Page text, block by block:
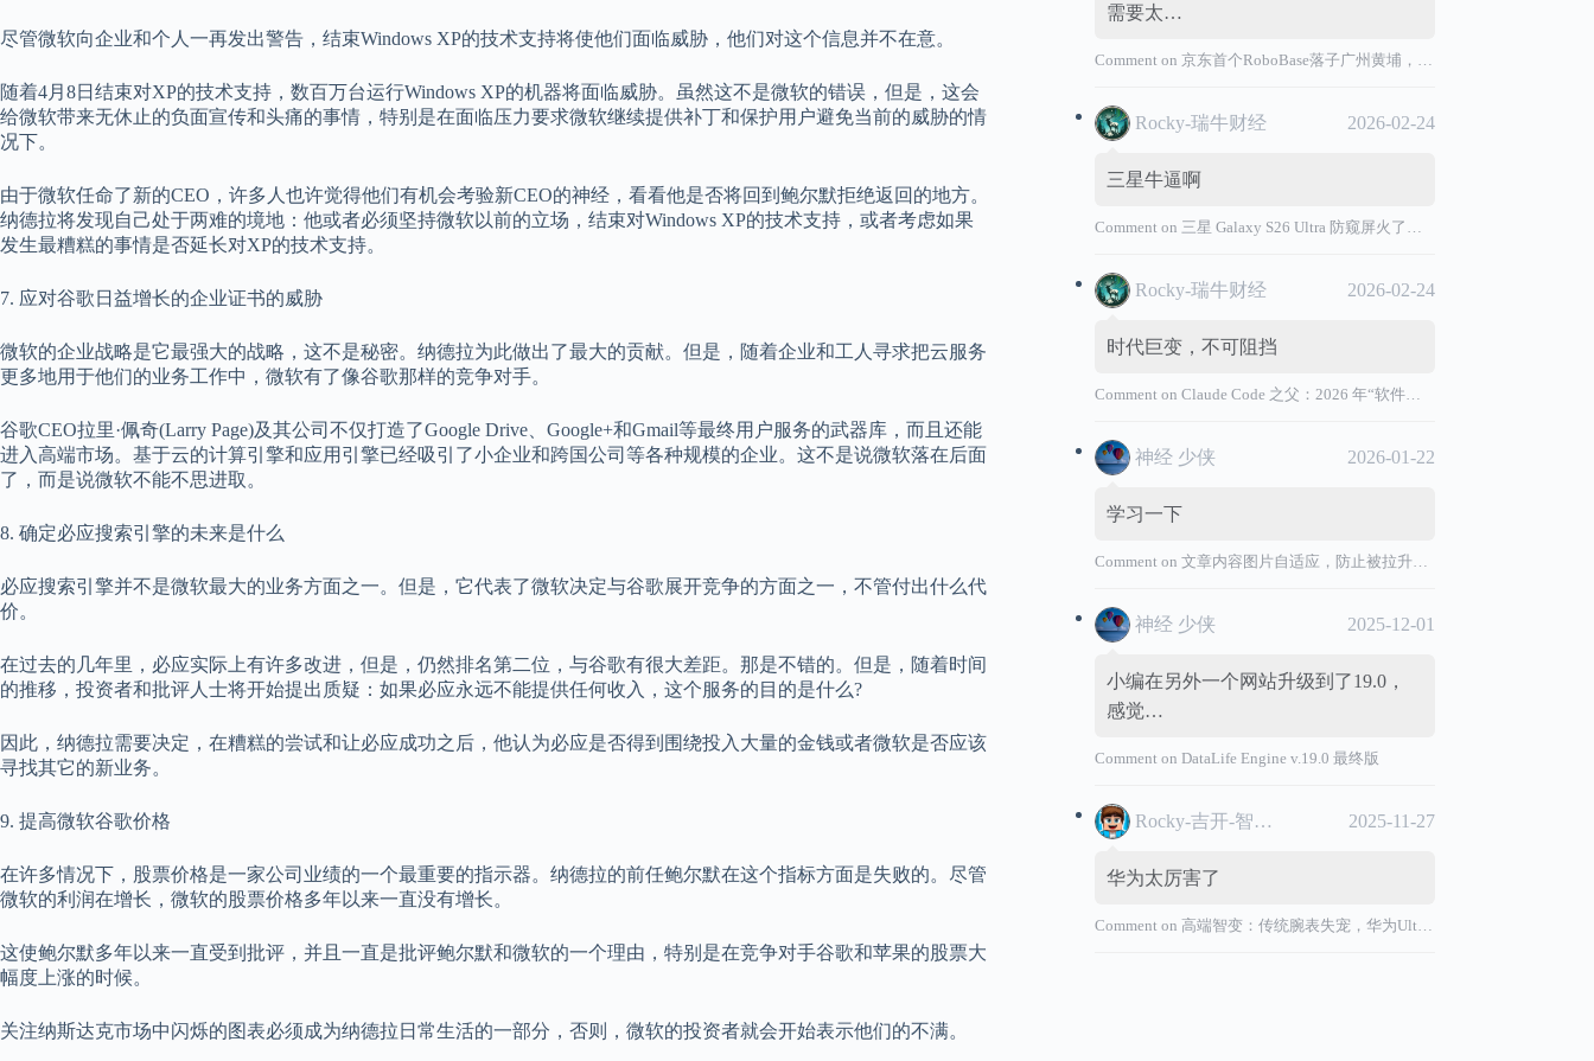
尽管微软向企业和个人一再发出警告，结束Windows XP的技术支持将使他们面临威胁，他们对这个信息并不在意。
随着4月8日结束对XP的技术支持，数百万台运行Windows XP的机器将面临威胁。虽然这不是微软的错误，但是，这会
给微软带来无休止的负面宣传和头痛的事情，特别是在面临压力要求微软继续提供补丁和保护用户避免当前的威胁的情
况下。
由于微软任命了新的CEO，许多人也许觉得他们有机会考验新CEO的神经，看看他是否将回到鲍尔默拒绝返回的地方。
纳德拉将发现自己处于两难的境地：他或者必须坚持微软以前的立场，结束对Windows XP的技术支持，或者考虑如果
发生最糟糕的事情是否延长对XP的技术支持。
7. 应对谷歌日益增长的企业证书的威胁
微软的企业战略是它最强大的战略，这不是秘密。纳德拉为此做出了最大的贡献。但是，随着企业和工人寻求把云服务
更多地用于他们的业务工作中，微软有了像谷歌那样的竞争对手。
谷歌CEO拉里·佩奇(Larry Page)及其公司不仅打造了Google Drive、Google+和Gmail等最终用户服务的武器库，而且还能
进入高端市场。基于云的计算引擎和应用引擎已经吸引了小企业和跨国公司等各种规模的企业。这不是说微软落在后面
了，而是说微软不能不思进取。
8. 确定必应搜索引擎的未来是什么
必应搜索引擎并不是微软最大的业务方面之一。但是，它代表了微软决定与谷歌展开竞争的方面之一，不管付出什么代
价。
在过去的几年里，必应实际上有许多改进，但是，仍然排名第二位，与谷歌有很大差距。那是不错的。但是，随着时间
的推移，投资者和批评人士将开始提出质疑：如果必应永远不能提供任何收入，这个服务的目的是什么?
因此，纳德拉需要决定，在糟糕的尝试和让必应成功之后，他认为必应是否得到围绕投入大量的金钱或者微软是否应该
寻找其它的新业务。
9. 提高微软谷歌价格
在许多情况下，股票价格是一家公司业绩的一个最重要的指示器。纳德拉的前任鲍尔默在这个指标方面是失败的。尽管
微软的利润在增长，微软的股票价格多年以来一直没有增长。
这使鲍尔默多年以来一直受到批评，并且一直是批评鲍尔默和微软的一个理由，特别是在竞争对手谷歌和苹果的股票大
幅度上涨的时候。
关注纳斯达克市场中闪烁的图表必须成为纳德拉日常生活的一部分，否则，微软的投资者就会开始表示他们的不满。
需要太…
Comment on京东首个RoboBase落子广州黄埔，加码机器人产业基础设施布局
Rocky-瑞牛财经 2026-02-24
三星牛逼啊
Comment on 三星 Galaxy S26 Ultra 防窥屏火了，全球核心战略伙伴名单大曝光
Rocky-瑞牛财经 2026-02-24
时代巨变，不可阻挡
Comment onClaude Code 之父：2026 年“软件工程师”退出历史舞台
神经 少侠 2026-01-22
学习一下
Comment on文章内容图片自适应，防止被拉升变形
神经 少侠 2025-12-01
小编在另外一个网站升级到了19.0，
感觉…
Comment onDataLife Engine v.19.0 最终版
Rocky-吉开-智能汽车 2025-11-27
华为太厉害了
Comment on高端智变：传统腕表失宠，华为Ultimate系列“价值超车”